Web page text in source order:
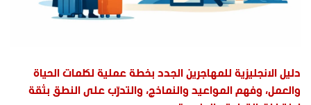
دليل الانجليزية للمهاجرين الجدد بخطة عملية لكلمات الحياة
والعمل، وفهم المواعيد والنماذج، والتدرّب على النطق بثقة